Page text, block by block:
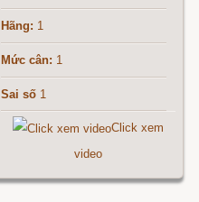
Hãng: 1
Mức cân: 1
Sai số 1
Click xem
video